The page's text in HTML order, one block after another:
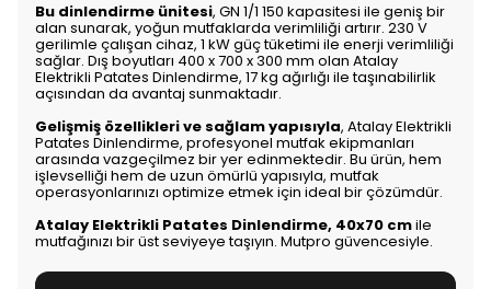
Bu dinlendirme ünitesi, GN 1/1 150 kapasitesi ile geniş bir
alan sunarak, yoğun mutfaklarda verimliliği artırır. 230 V
gerilimle çalışan cihaz, 1 kW güç tüketimi ile enerji verimliliği
sağlar. Dış boyutları 400 x 700 x 300 mm olan Atalay
Elektrikli Patates Dinlendirme, 17 kg ağırlığı ile taşınabilirlik
açısından da avantaj sunmaktadır.
Gelişmiş özellikleri ve sağlam yapısıyla, Atalay Elektrikli
Patates Dinlendirme, profesyonel mutfak ekipmanları
arasında vazgeçilmez bir yer edinmektedir. Bu ürün, hem
işlevselliği hem de uzun ömürlü yapısıyla, mutfak
operasyonlarınızı optimize etmek için ideal bir çözümdür.
Atalay Elektrikli Patates Dinlendirme, 40x70 cmile
mutfağınızı bir üst seviyeye taşıyın. Mutpro güvencesiyle.